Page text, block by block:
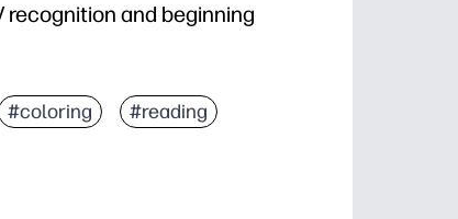
and beginning
#coloring #reading